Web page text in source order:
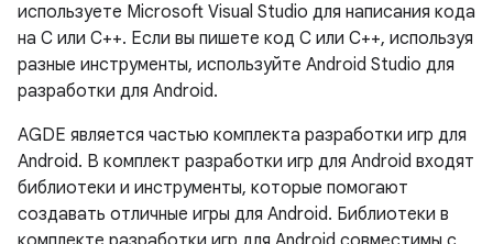
используете Microsoft Visual Studio для написания кода
на C или C++. Если вы пишете код C или C++, используя
разные инструменты, используйте Android Studio для
разработки для Android.
AGDE является частью комплекта разработки игр для
Android. В комплект разработки игр для Android входят
библиотеки и инструменты, которые помогают
создавать отличные игры для Android. Библиотеки в